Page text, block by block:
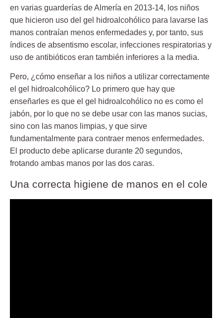
en varias guarderías de Almería en 2013-14, los niños
que hicieron uso del gel hidroalcohólico para lavarse las
manos contraían menos enfermedades y, por tanto, sus
índices de absentismo escolar, infecciones respiratorias y
uso de antibióticos eran también inferiores a la media.
Pero, ¿cómo enseñar a los niños a utilizar correctamente
el gel hidroalcohólico? Lo primero que hay que
enseñarles es que el gel hidroalcohólico no es como el
jabón, por lo que no se debe usar con las manos sucias,
sino con las manos limpias, y que sirve
fundamentalmente para contraer menos enfermedades.
El producto debe aplicarse durante 20 segundos,
frotando ambas manos por las dos caras.
Una correcta higiene de manos en el cole